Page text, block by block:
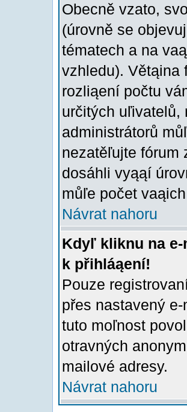
Obecně vzato,
(úrovně se
tématech a na
vzhledu). Větąina
rozliąení počtu
určitých uľivatelů,
administrátorů
nezatěľujte fórum
dosáhli vyąąí
můľe počet
Návrat nahoru
Kdyľ kliknu na
k přihláąení!
Pouze
přes nastavený
tuto moľnost
otravných
mailové adresy.
Návrat nahoru